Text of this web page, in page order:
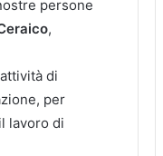
persone
,
di
per
lavoro di